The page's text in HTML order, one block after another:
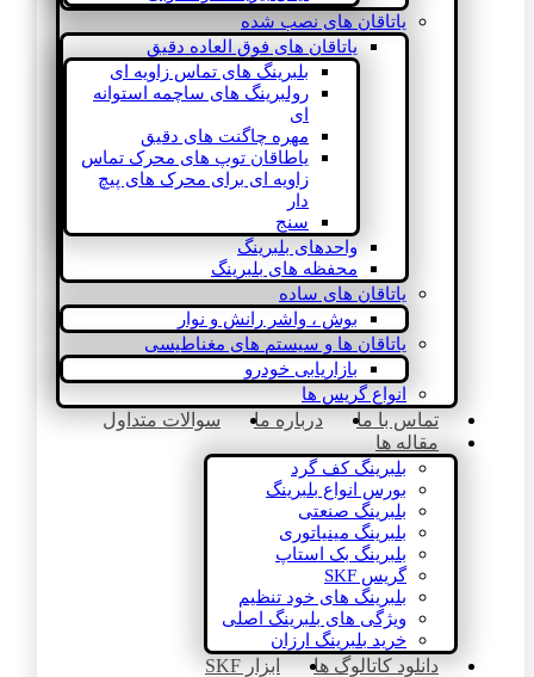
یاتاقان های نصب شده
یاتاقان های فوق العاده دقیق
بلبرینگ های تماس زاویه ای
رولبرینگ های ساچمه استوانه
ای
مهره چاگنت های دقیق
یاطاقان توپ های محرک تماس
زاویه ای برای محرک های پیچ
دار
سنج
واحدهای بلبرینگ
محفظه های بلبرینگ
یاتاقان های ساده
بوش ، واشر رانش و نوار
یاتاقان ها و سیستم های مغناطیسی
بازاریابی خودرو
انواع گریس ها
تماس با ما درباره ما
سوالات متداول
مقاله ها
بلبرینگ کف گرد
بورس انواع بلبرینگ
بلبرینگ صنعتی
بلبرینگ مینیاتوری
بلبرینگ بک استاپ
گریس SKF
بلبرینگ های خود تنظیم
ویژگی های بلبرینگ اصلی
خرید بلبرینگ ارزان
دانلود کاتالوگ ها
ابزار SKF